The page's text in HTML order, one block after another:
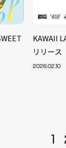
KAWAII
リリース
2026.02.10
1